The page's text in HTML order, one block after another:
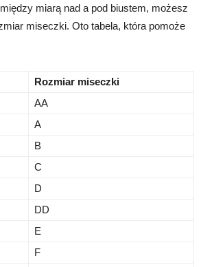
miarą nad a pod biustem, możesz
miseczki. Oto tabela, która pomoże
Rozmiar miseczki
AA
A
B
C
D
DD
E
F